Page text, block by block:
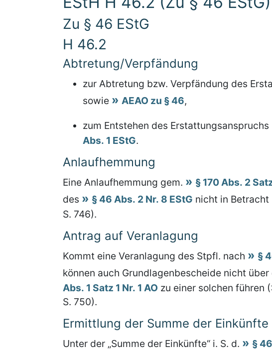
Zu § 46 EStG
H 46.2
Abtretung/Verpfändung
zur Abtretung bzw. Verpfändung des
sowie
AEAO zu § 46,
zum Entstehen des Erstattungsanspruchs
Abs. 1 EStG.
Anlaufhemmung
Eine Anlaufhemmung gem. § 170 Abs. 2
des
§ 46 Abs. 2 Nr. 8 EStG nicht in Betracht
S. 746).
Antrag auf Veranlagung
Kommt eine Veranlagung des Stpfl. nach §
können auch Grundlagenbescheide nicht
Abs. 1 Satz 1 Nr. 1 AO zu einer solchen führen
S. 750).
Ermittlung der Summe der Einkünfte
Unter der „Summe der Einkünfte“ i. S. d. §